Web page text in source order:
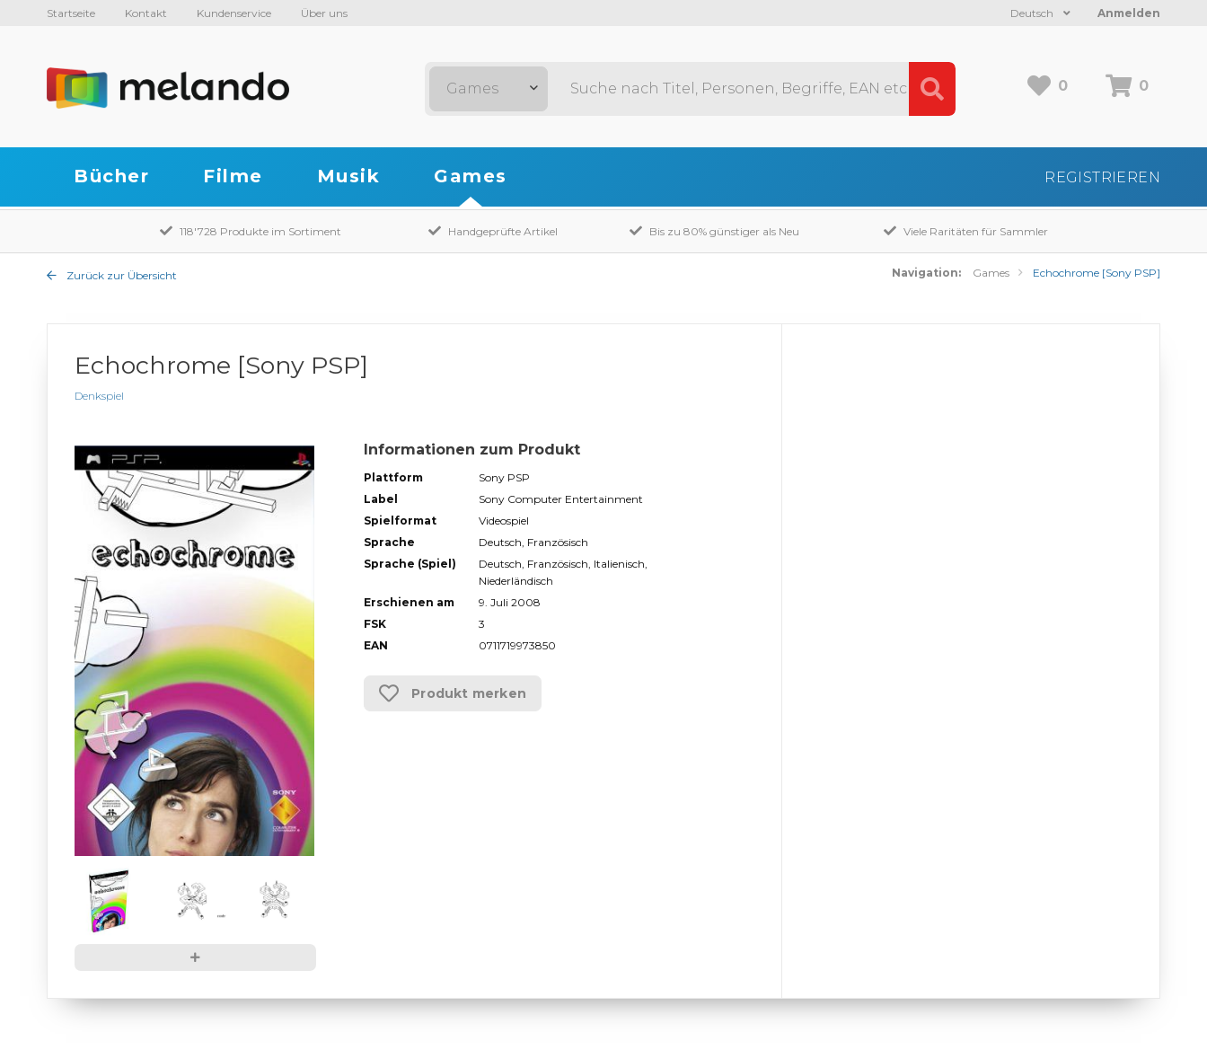
Startseite Kontakt Kundenservice Über uns Anmelden
Deutsch
0 0
Games
Bücher Filme Musik Games REGISTRIEREN
118'728 Produkte im Sortiment Handgeprüfte Artikel Bis zu 80% günstiger als Neu Viele Raritäten für Sammler
Zurück zur Übersicht Navigation: Games Echochrome [Sony PSP]
Echochrome [Sony PSP]
Denkspiel
Informationen zum Produkt
Plattform
Sony PSP
Label
Sony Computer Entertainment
Spielformat
Videospiel
Sprache
Deutsch, Französisch
Sprache (Spiel)
Deutsch, Französisch, Italienisch,
Niederländisch
Erschienen am
9. Juli 2008
FSK
3
EAN
0711719973850
Produkt merken